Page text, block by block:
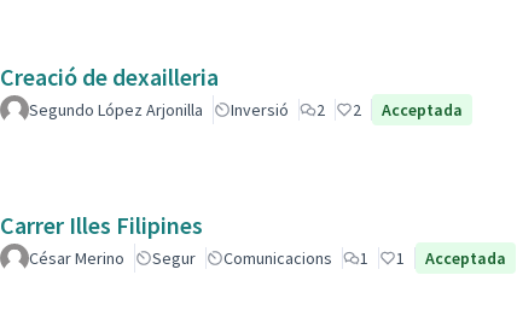
Creació de dexailleria
Segundo López Arjonilla Inversió 2 2 Acceptada
Carrer Illes Filipines
César Merino Segur Comunicacions 1 1 Acceptada